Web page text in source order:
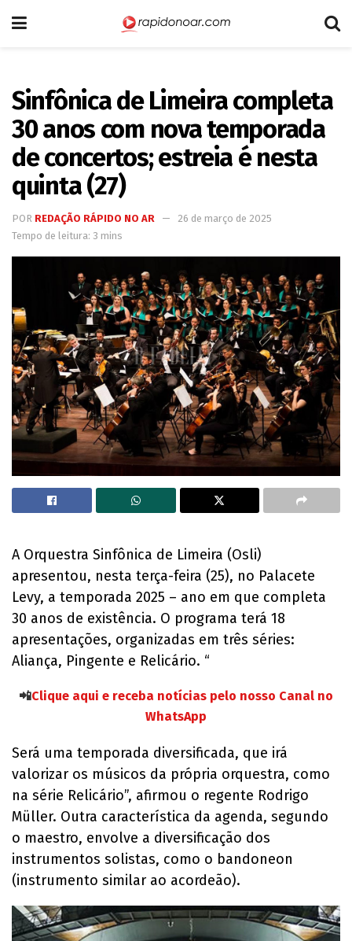
Sinfônica de Limeira completa
30 anos com nova temporada
de concertos; estreia é nesta
quinta (27)
POR REDAÇÃO RÁPIDO NO AR
26 de março de 2025
Tempo de leitura: 3 mins
A Orquestra Sinfônica de Limeira (Osli)
apresentou, nesta terça-feira (25), no Palacete
Levy, a temporada 2025 – ano em que completa
30 anos de existência. O programa terá 18
apresentações, organizadas em três séries:
Aliança, Pingente e Relicário. “
📲Clique aqui e receba notícias pelo nosso Canal no
WhatsApp
Será uma temporada diversificada, que irá
valorizar os músicos da própria orquestra, como
na série Relicário”, afirmou o regente Rodrigo
Müller. Outra característica da agenda, segundo
o maestro, envolve a diversificação dos
instrumentos solistas, como o bandoneon
(instrumento similar ao acordeão).